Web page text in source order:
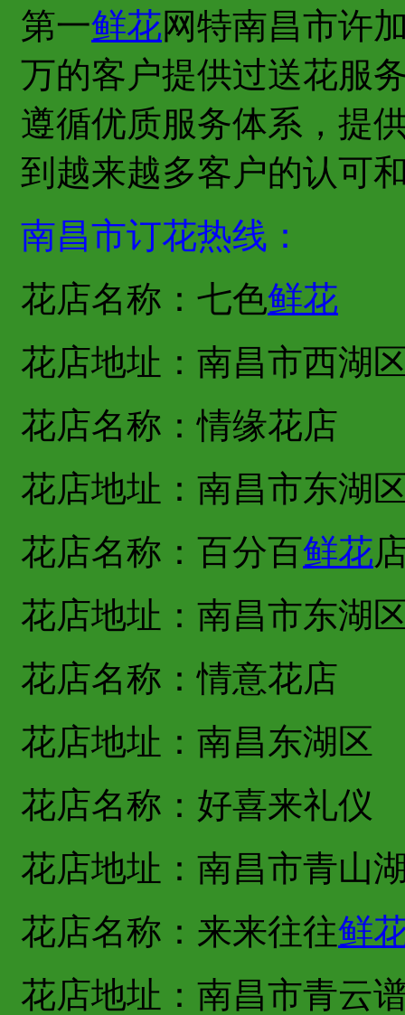
第一鲜花网特南昌市许
万的客户提供过送花服
遵循优质服务体系，提
到越来越多客户的认可
南昌市订花热线：
花店名称：七色鲜花
花店地址：南昌市西湖
花店名称：情缘花店
花店地址：南昌市东湖
花店名称：百分百鲜花
花店地址：南昌市东湖
花店名称：情意花店
花店地址：南昌东湖区
花店名称：好喜来礼仪
花店地址：南昌市青山
花店名称：来来往往鲜
花店地址：南昌市青云